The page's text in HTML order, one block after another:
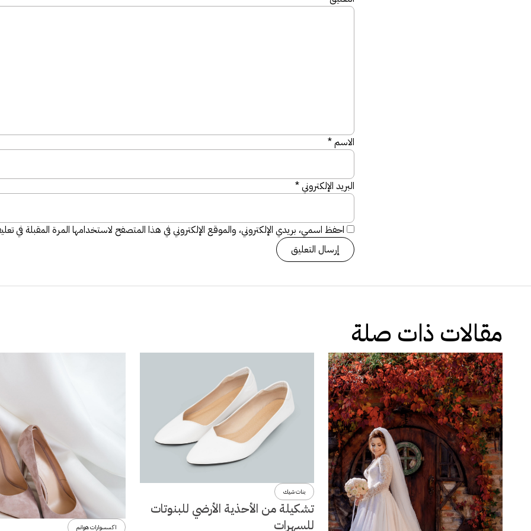
الاسم*
البريد الإلكتروني*
احفظ اسمي، بريدي الإلكتروني، والموقع الإلكتروني في هذا المتصفح لاستخدامها المرة المقبلة في
مقالات ذات صلة
بنات شيك
تشكيلة من الأحذية الأرضي للبنوتات
للسهرات
اكسسوارات هوانم